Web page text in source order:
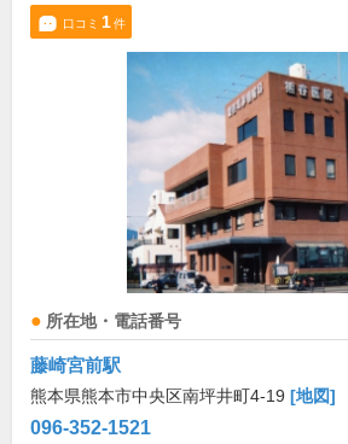
口コミ 1件
所在地・電話番号
藤崎宮前駅
熊本県熊本市中央区南坪井町4-19 [地図]
096-352-1521